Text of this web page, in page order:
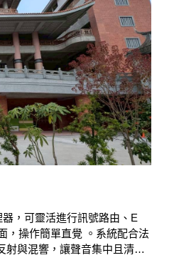
，可靈活進行訊號路由、E
，操作簡單直覺 。系統配合法
射與混響，讓聲音集中且清晰